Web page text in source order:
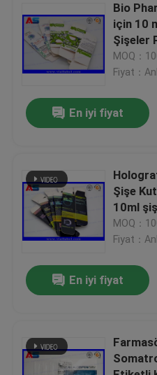
Ürünler
Hakkımızda
Fabrika turu
Bize Ulaşın
Bir teklif isteği
10 mL Flakon Etiketleri
Küçük Şişe Etiketleri
Bio
için 10
Şişeler
MOQ：
Fiyat：
En iyi fiyat
Şişe
10ml
MOQ：
Fiyat：
En iyi fiyat